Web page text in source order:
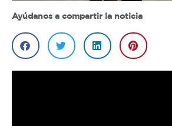
Ayúdanos a compartir la noticia